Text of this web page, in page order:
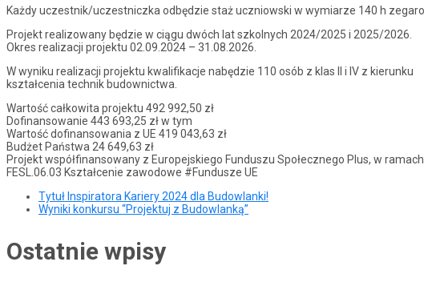
Każdy uczestnik/uczestniczka odbędzie staż uczniowski w wymiarze 140 h
Projekt realizowany będzie w ciągu dwóch lat szkolnych 2024/2025 i 2025/2026.
Okres realizacji projektu 02.09.2024 – 31.08.2026.
W wyniku realizacji projektu kwalifikacje nabędzie 110 osób z klas II i IV z kierunku
kształcenia technik budownictwa.
Wartość całkowita projektu 492 992,50 zł
Dofinansowanie 443 693,25 zł w tym
Wartość dofinansowania z UE 419 043,63 zł
Budżet Państwa 24 649,63 zł
Projekt współfinansowany z Europejskiego Funduszu Społecznego Plus, w
FESL.06.03 Kształcenie zawodowe #Fundusze UE
Tytuł Inspiratora Kariery 2024 dla Budowlanki!
Wyniki konkursu “Projektuj z Budowlanką”
Ostatnie wpisy